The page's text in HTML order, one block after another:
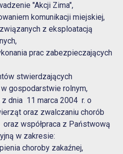
"Akcji Zima",
komunikacji miejskiej,
z eksploatacją
prac zabezpieczających
stwierdzających
gospodarstwie rolnym,
dnia 11 marca 2004 r. o
oraz zwalczaniu chorób
współpraca z Państwową
w zakresie:
choroby zakaźnej,